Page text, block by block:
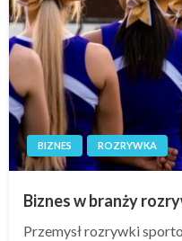
BIZNES ROZRYWKA
Biznes w branży
Przemysł rozrywki